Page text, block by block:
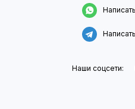
Наши соцсети: